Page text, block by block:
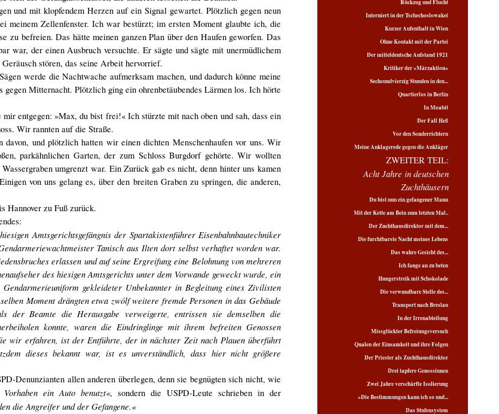
und mit klopfendem Herzen auf ein Signal gewartet. Plötzlich gegen neun
meinem Zellenfenster. Ich war bestürzt; im ersten Moment glaubte ich, die
zu befreien. Das hätte meinen ganzen Plan über den Haufen geworfen. Das
war, der einen Ausbruch versuchte. Er sägte und sägte mit unermüdlichem
stören, das seine Arbeit hervorrief.
werde die Nachtwache aufmerksam machen, und dadurch könne meine
Mitternacht. Plötzlich ging ein ohrenbetäubendes Lärmen los. Ich hörte
entgegen: »Max, du bist frei!« Ich stürzte mit nach oben und sah, dass ein
Wir rannten auf die Straße.
und plötzlich hatten wir einen dichten Menschenhaufen vor uns. Wir
parkähnlichen Garten, der zum Schloss Burgdorf gehörte. Wir wollten
umgrenzt war. Ein Zurück gab es nicht, denn hinter uns kamen
von uns gelang es, über den breiten Graben zu springen, die anderen,
Hannover zu Fuß zurück.
Amtsgerichtsgefängnis der Spartakistenführer Eisenbahnbautechniker
Tanisch aus Ilten dort selbst verhaftet worden war.
erlassen und auf seine Ergreifung eine Belohnung von mehreren
des hiesigen Amtsgerichts unter dem Vorwande geweckt wurde, ein
gekleideter Unbekannter in Begleitung eines Zivilisten
Moment drängten etwa zwölf weitere fremde Personen in das Gebäude
Beamte die Herausgabe verweigerte, entrissen sie demselben die
konnte, waren die Eindringlinge mit ihrem befreiten Genossen
wir erfahren, ist der Entführte, der in nächster Zeit nach Plauen überführt
dieses bekannt war, ist es unverständlich, dass hier nicht größere
Denunzianten allen anderen überlegen, denn sie begnügten sich nicht, wie
ein Auto benutzt«, sondern die USPD-Leute schrieben in der
die Angreifer und der Gefangene.«
Rückzug und Flucht
Interniert in der Tschechoslowakei
Kurzer Aufenthalt in Wien
Ohne Kontakt mit der Partei
Der mitteldeutsche Aufstand 1921
Kritiker der »Märzaktion«
Sechsundvierzig Stunden in den...
Quartierlos in Berlin
In Moabit
Der Fall Heß
Vor den Sonderrichtern
Meine Anklagerede gegen die Ankläger
ZWEITER TEIL:
Acht Jahre in deutschen
Zuchthäusern
Du bist nun ein gefangener Mann
Mit der Kette am Bein zum letzten Mal..
Der Zuchthausdirektor mit dem...
Die furchtbarste Nacht meines Lebens
Das wahre Gesicht des...
Ich fange an zu beten
Hungerstreik mit Schokolade
Die verwundbare Stelle des...
Transport nach Breslau
In der Irrenabteilung
Missglückter Befreiungsversuch
Qualen der Einsamkeit und ihre Folgen
Der Priester als Zuchthausdirektor
Drei tapfere Genossinnen
Zwei Jahre verschärfte Isolierung
»Die Bestimmungen kann ich so und...
Das Stufensystem